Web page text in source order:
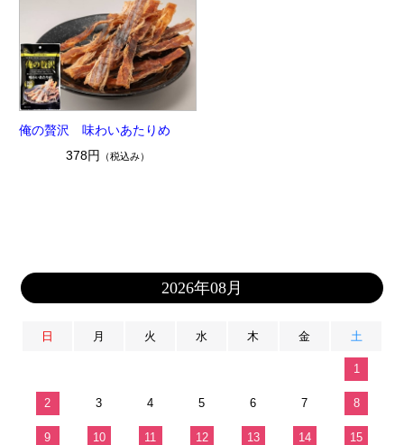
俺の贅沢 味わいあたりめ
378円
（税込み）
2026年08月
日 月 火 水 木 金 土
1
2 3 4 5 6 7 8
9 10 11 12 13 14 15